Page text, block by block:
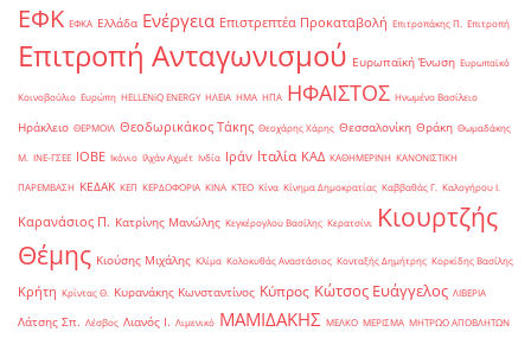
ΕΦΚ ΕΦΚΑ Ελλάδα Ενέργεια Επιστρεπτέα Προκαταβολή Επιτροπάκης Π. Επιτροπή
Επιτροπή Ανταγωνισμού Ευρωπαϊκή Ένωση Ευρωπαϊκό
Κοινοβούλιο Ευρώπη ΗELLENiQ ENERGY ΗΛΕΙΑ ΗΜΑ ΗΠΑ ΗΦΑΙΣΤΟΣ Ηνωμένο Βασίλειο
Ηράκλειο ΘΕΡΜΟΙΛ Θεοδωρικάκος Τάκης Θεοχάρης Χάρης Θεσσαλονίκη Θράκη Θωμαδάκης
Μ. ΙΝΕ-ΓΣΕΕ ΙΟΒΕ Ικόνιο Ιλχάν Αχμέτ Ινδία Ιράν Ιταλία ΚΑΔ ΚΑΘΗΜΕΡΙΝΗ ΚΑΝΟΝΙΣΤΙΚΗ
ΠΑΡΕΜΒΑΣΗ ΚΕΔΑΚ ΚΕΠ ΚΕΡΔΟΦΟΡΙΑ ΚΙΝΑ ΚΤΕΟ Κίνα Κίνημα Δημοκρατίας Καββαθάς Γ. Καλογήρου Ι.
Καρανάσιος Π. Κατρίνης Μανώλης Κεγκέρογλου Βασίλης Κερατσίνι
Κιουρτζής
Θέμης Κιούσης Μιχάλης Κλίμα Κολοκυθάς Αναστάσιος Κονταξής Δημήτρης Κορκίδης Βασίλης
Κρήτη Κρίντας Θ. Κυρανάκης Κωνσταντίνος Κύπρος Κώτσος Ευάγγελος ΛΙΒΕΡΙΑ
Λάτσης Σπ. Λέσβος Λιανός Ι. Λιμενικό ΜΑΜΙΔΑΚΗΣ ΜΕΛΚΟ ΜΕΡΙΣΜΑ ΜΗΤΡΩΟ ΑΠΟΒΛΗΤΩΝ